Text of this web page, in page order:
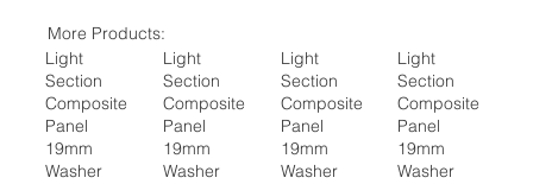
More Products:
Light
Section
Composite
Panel
19mm
Washer
Light
Section
Composite
Panel
19mm
Washer
Light
Section
Composite
Panel
19mm
Washer
Light
Section
Composite
Panel
19mm
Washer